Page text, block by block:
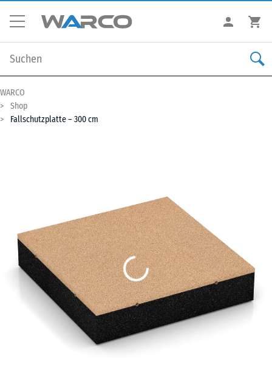
WARCO
Shop
Fallschutzplatte – 300 cm